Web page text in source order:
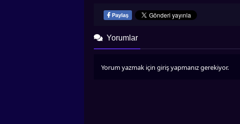
Paylaş
Yorumlar
Yorum yazmak için giriş yapmanız gerekiyor.